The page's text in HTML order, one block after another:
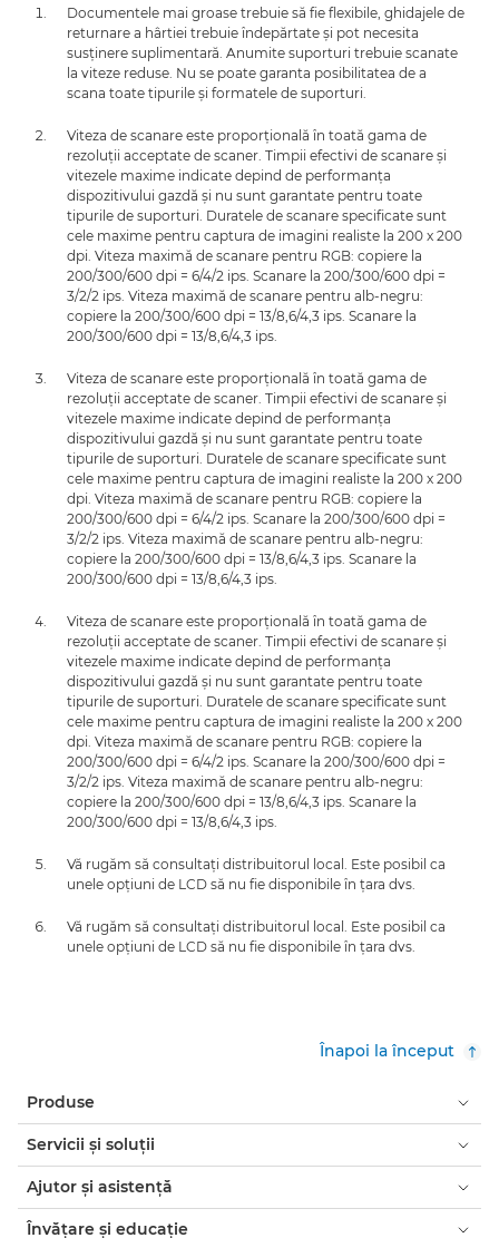
Documentele mai groase trebuie să fie flexibile, ghidajele de
returnare a hârtiei trebuie îndepărtate şi pot necesita
susţinere suplimentară. Anumite suporturi trebuie scanate
la viteze reduse. Nu se poate garanta posibilitatea de a
scana toate tipurile şi formatele de suporturi.
Viteza de scanare este proporţională în toată gama de
rezoluţii acceptate de scaner. Timpii efectivi de scanare şi
vitezele maxime indicate depind de performanţa
dispozitivului gazdă şi nu sunt garantate pentru toate
tipurile de suporturi. Duratele de scanare specificate sunt
cele maxime pentru captura de imagini realiste la 200 x 200
dpi. Viteza maximă de scanare pentru RGB: copiere la
200/300/600 dpi = 6/4/2 ips. Scanare la 200/300/600 dpi =
3/2/2 ips. Viteza maximă de scanare pentru alb-negru:
copiere la 200/300/600 dpi = 13/8,6/4,3 ips. Scanare la
200/300/600 dpi = 13/8,6/4,3 ips.
Viteza de scanare este proporţională în toată gama de
rezoluţii acceptate de scaner. Timpii efectivi de scanare şi
vitezele maxime indicate depind de performanţa
dispozitivului gazdă şi nu sunt garantate pentru toate
tipurile de suporturi. Duratele de scanare specificate sunt
cele maxime pentru captura de imagini realiste la 200 x 200
dpi. Viteza maximă de scanare pentru RGB: copiere la
200/300/600 dpi = 6/4/2 ips. Scanare la 200/300/600 dpi =
3/2/2 ips. Viteza maximă de scanare pentru alb-negru:
copiere la 200/300/600 dpi = 13/8,6/4,3 ips. Scanare la
200/300/600 dpi = 13/8,6/4,3 ips.
Viteza de scanare este proporţională în toată gama de
rezoluţii acceptate de scaner. Timpii efectivi de scanare şi
vitezele maxime indicate depind de performanţa
dispozitivului gazdă şi nu sunt garantate pentru toate
tipurile de suporturi. Duratele de scanare specificate sunt
cele maxime pentru captura de imagini realiste la 200 x 200
dpi. Viteza maximă de scanare pentru RGB: copiere la
200/300/600 dpi = 6/4/2 ips. Scanare la 200/300/600 dpi =
3/2/2 ips. Viteza maximă de scanare pentru alb-negru:
copiere la 200/300/600 dpi = 13/8,6/4,3 ips. Scanare la
200/300/600 dpi = 13/8,6/4,3 ips.
Vă rugăm să consultaţi distribuitorul local. Este posibil ca
unele opţiuni de LCD să nu fie disponibile în ţara dvs.
Vă rugăm să consultaţi distribuitorul local. Este posibil ca
unele opţiuni de LCD să nu fie disponibile în ţara dvs.
Înapoi la început
Produse
Servicii şi soluţii
Ajutor şi asistenţă
Învăţare şi educaţie